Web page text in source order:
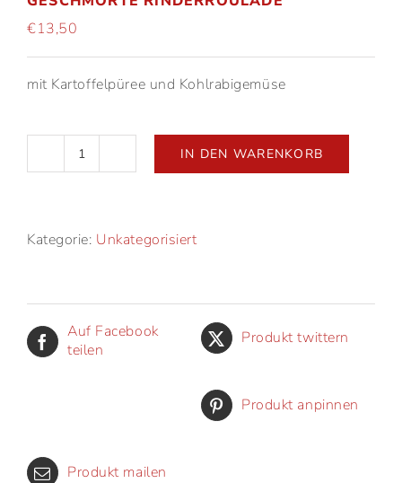
€13,50
mit Kartoffelpüree und Kohlrabigemüse
Geschmorte
Rinderroulade
IN DEN WARENKORB
Kategorie: Unkategorisiert
Auf Facebook
teilen
Produkt twittern
Produkt anpinnen
Produkt mailen